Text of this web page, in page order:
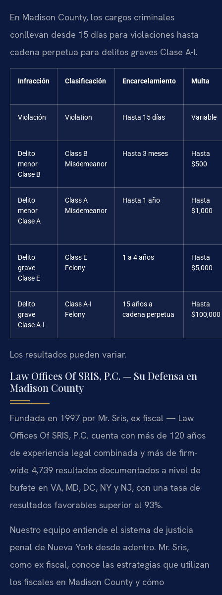
En Madison County, los cargos criminales
conllevan desde 15 días para violaciones hasta
cadena perpetua para delitos graves Clase A-I.
Infracción Clasificación Encarcelamiento Multa
Violación Violation Hasta 15 días Variable
Delito
menor
Clase B
Class B
Misdemeanor
Hasta 3 meses
Hasta
$500
Delito
menor
Clase A
Class A
Misdemeanor
Hasta 1 año
Hasta
$1,000
Delito
grave
Clase E
Class E
Felony
1 a 4 años
Hasta
$5,000
Delito
grave
Clase A-I
Class A-I
Felony
15 años a
cadena perpetua
Hasta
$100,000
Los resultados pueden variar.
Law Offices Of SRIS, P.C. — Su Defensa en
Madison County
Fundada en 1997 por Mr. Sris, ex fiscal — Law
Offices Of SRIS, P.C. cuenta con más de 120 años
de experiencia legal combinada y más de firm-
wide 4,739 resultados documentados a nivel de
bufete en VA, MD, DC, NY y NJ, con una tasa de
resultados favorables superior al 93%.
Nuestro equipo entiende el sistema de justicia
penal de Nueva York desde adentro. Mr. Sris,
como ex fiscal, conoce las estrategias que utilizan
los fiscales en Madison County y cómo